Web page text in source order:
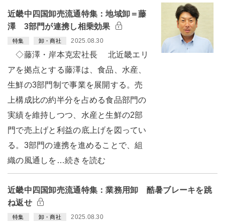
近畿中四国卸売流通特集：地域卸＝藤
澤 3部門が連携し相乗効果
特集 卸・商社 2025.08.30
◇藤澤・岸本克宏社長 北近畿エリ
アを拠点とする藤澤は、食品、水産、
生鮮の3部門制で事業を展開する。売
上構成比の約半分を占める食品部門の
実績を維持しつつ、水産と生鮮の2部
門で売上げと利益の底上げを図ってい
る。3部門の連携を進めることで、組
織の風通しを…続きを読む
近畿中四国卸売流通特集：業務用卸 酷暑ブレーキを跳
ね返せ
特集 卸・商社 2025.08.30